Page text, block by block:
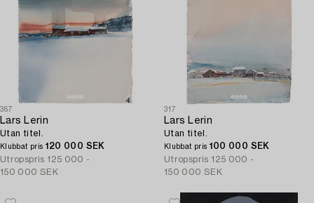
367
Lars Lerin
Utan titel.
Klubbat pris 120 000 SEK
Utropspris 125 000 -
150 000 SEK
317
Lars Lerin
Utan titel.
Klubbat pris 100 000 SEK
Utropspris 125 000 -
150 000 SEK